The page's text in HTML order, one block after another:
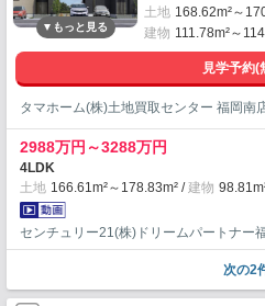
土地 168.62m²～
建物 111.78m²～
見学予約(
タマホーム(株)土地買取センター 福岡南
2988万円～3288万円
4LDK
土地 166.61m²～178.83m² 建物
センチュリー21(株)ドリームパートナー
次の2